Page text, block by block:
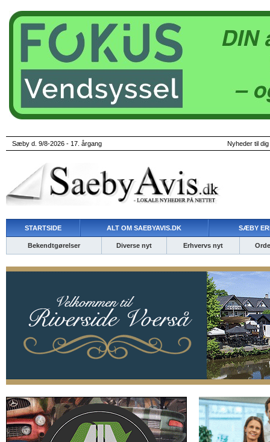
Sæby d. 9/8-2026 - 17. årgang Nyheder til
STARTSIDE ALT OM SAEBYAVIS.DK SÆBY
Bekendtgørelser Diverse nyt Erhvervs nyt